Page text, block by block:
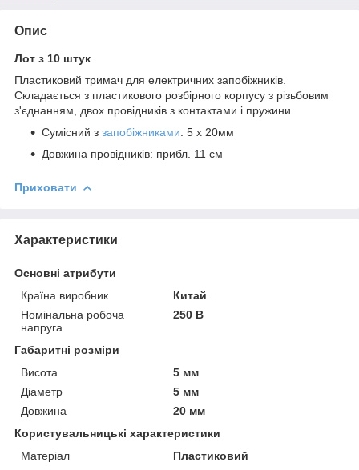
Опис
Лот з 10 штук
Пластиковий тримач для електричних запобіжників.
Складається з пластикового розбірного корпусу з різьбовим
з'єднанням, двох провідників з контактами і пружини.
Сумісний з запобіжниками: 5 х 20мм
Довжина провідників: прибл. 11 см
Приховати
Характеристики
Основні атрибути
Країна виробник
Китай
Номінальна робоча
напруга
250 В
Габаритні розміри
Висота
5 мм
Діаметр
5 мм
Довжина
20 мм
Користувальницькі характеристики
Матеріал
Пластиковий